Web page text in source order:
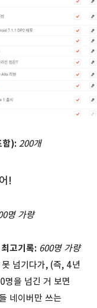
함): 200개
!
명 가량
고기록: 600명 가량
넘기다가, (즉, 4년
을 넘긴 거 보면
네이버만 쓰는